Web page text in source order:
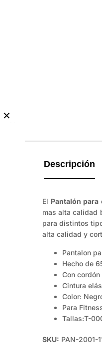
✕
No
disponible.
Descripción
El Pantalón
mas alta calidad
para distintos
alta calidad y
Pantalon
Hecho de
Con cordón
Cintura
Color:
Para
Tallas:T-
SKU: PAN-2001-